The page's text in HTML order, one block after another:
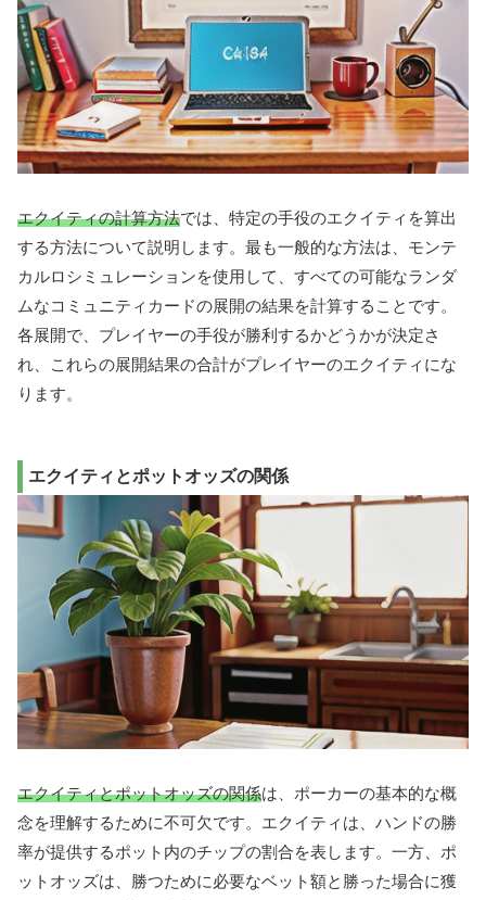
エクイティの計算方法では、特定の手役のエクイティを算出
する方法について説明します。最も一般的な方法は、モンテ
カルロシミュレーションを使用して、すべての可能なランダ
ムなコミュニティカードの展開の結果を計算することです。
各展開で、プレイヤーの手役が勝利するかどうかが決定さ
れ、これらの展開結果の合計がプレイヤーのエクイティにな
ります。
エクイティとポットオッズの関係
エクイティとポットオッズの関係は、ポーカーの基本的な概
念を理解するために不可欠です。エクイティは、ハンドの勝
率が提供するポット内のチップの割合を表します。一方、ポ
ットオッズは、勝つために必要なベット額と勝った場合に獲